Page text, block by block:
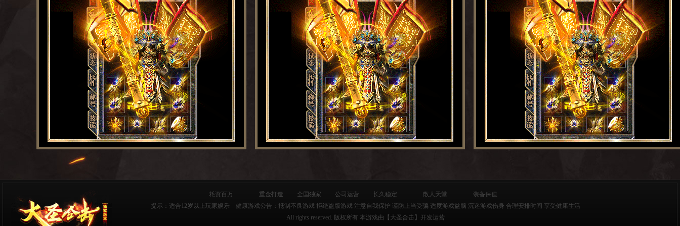
耗资百万 重金打造 全国独家 公司运营 长久稳定 散人天堂
装备保值
提示：适合12岁以上玩家娱乐 健康游戏公告：抵制不良游戏 拒绝盗版游戏 注意自我保护 谨防上当受骗 适度游戏益脑 沉迷游戏伤身 合理安排时间 享受健康生活
All rights reserved. 版权所有 本游戏由【大圣合击】开发运营